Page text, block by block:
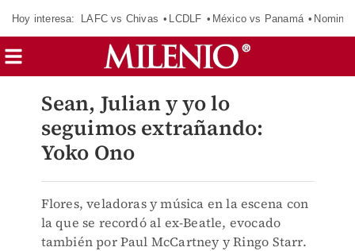
Hoy interesa: LAFC vs Chivas LCDLF México vs Panamá
Sean, Julian y yo lo
seguimos extrañando:
Yoko Ono
Flores, veladoras y música en la escena con
la que se recordó al ex-Beatle, evocado
también por Paul McCartney y Ringo Starr.